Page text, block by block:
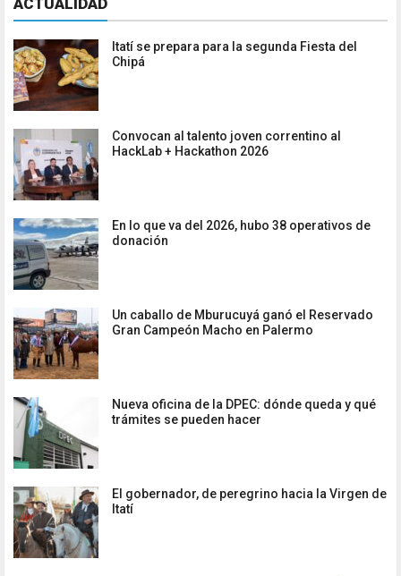
ACTUALIDAD
Itatí se prepara para la segunda Fiesta del
Chipá
Convocan al talento joven correntino al
HackLab + Hackathon 2026
En lo que va del 2026, hubo 38 operativos de
donación
Un caballo de Mburucuyá ganó el Reservado
Gran Campeón Macho en Palermo
Nueva oficina de la DPEC: dónde queda y qué
trámites se pueden hacer
El gobernador, de peregrino hacia la Virgen de
Itatí